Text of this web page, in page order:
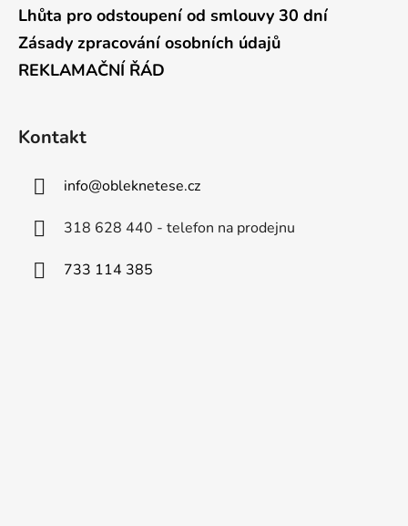
Lhůta pro odstoupení od smlouvy 30 dní
Zásady zpracování osobních údajů
REKLAMAČNÍ ŘÁD
Kontakt
info@obleknetese.cz
318 628 440 - telefon na prodejnu
733 114 385